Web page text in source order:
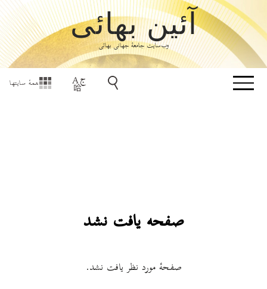
آئین بهائی
وب‌سایت جامعۀ جهانی بهائی
همهٔ سایتها
صفحه یافت نشد
صفحۀ مورد نظر یافت نشد.